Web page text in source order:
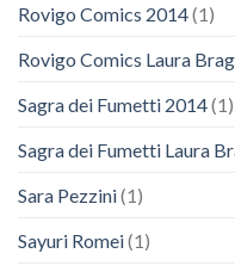
Rovigo Comics 2014(1)
Rovigo Comics Laura
Sagra dei Fumetti 2014(1)
Sagra dei Fumetti Laura
Sara Pezzini(1)
Sayuri Romei(1)